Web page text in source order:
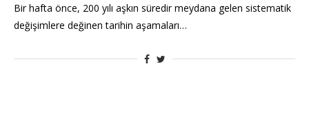
Bir hafta önce, 200 yılı aşkın süredir meydana gelen sistematik
değişimlere değinen tarihin aşamaları…